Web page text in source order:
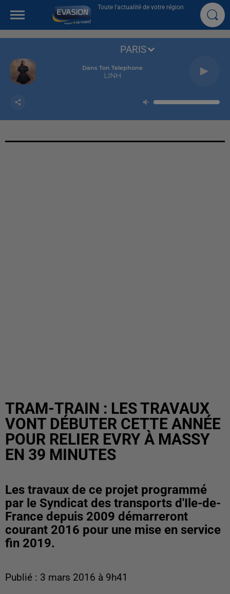
Toute l'actualité de votre région
Dans Ton Telephone
LINH
PARIS
TRAM-TRAIN : LES TRAVAUX
VONT DÉBUTER CETTE ANNÉE
POUR RELIER EVRY À MASSY
EN 39 MINUTES
Les travaux de ce projet programmé
par le Syndicat des transports d'Ile-de-
France depuis 2009 démarreront
courant 2016 pour une mise en service
fin 2019.
Publié : 3 mars 2016 à 9h41